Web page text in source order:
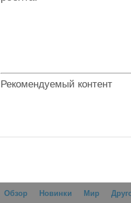
Рекомендуемый контент
Обзор Новинки Мир